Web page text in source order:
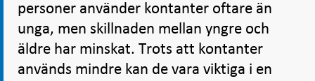
personer använder kontanter oftare än
unga, men skillnaden mellan yngre och
äldre har minskat. Trots att kontanter
används mindre kan de vara viktiga i en